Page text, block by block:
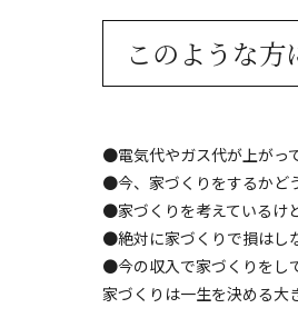
このような
●電気代やガス代が上がっ
●今、家づくりをするかど
●家づくりを考えているけ
●絶対に家づくりで損はし
●今の収入で家づくりをし
家づくりは一生を決める大